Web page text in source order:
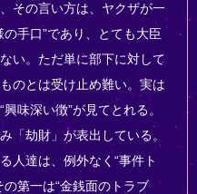
その言い方は、ヤクザが一
手口”であり、とても大臣
い。ただ単に部下に対して
のとは受け止め難い。実は
味深い徴”が見てとれる。
「劫財」が表出している。
人達は、例外なく“事件ト
第一は“金銭面のトラブ